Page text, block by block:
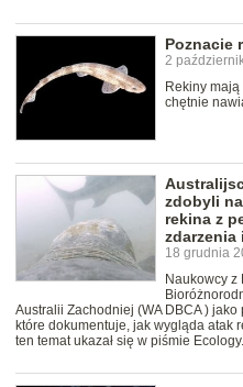
Poznacie
2
Rekiny
chętnie
zdobyli
rekina z
zdarzenia
18 grudnia
Naukowcy z
Australii Zachodniej (WA DBCA )
które dokumentuje, jak wygląda atak
ten temat ukazał się w piśmie Ecology.